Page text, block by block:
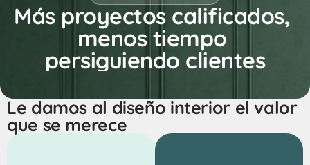
Más proyectos calificados,
menos tiempo
persiguiendo clientes
Le damos al diseño interior el valor
que se merece